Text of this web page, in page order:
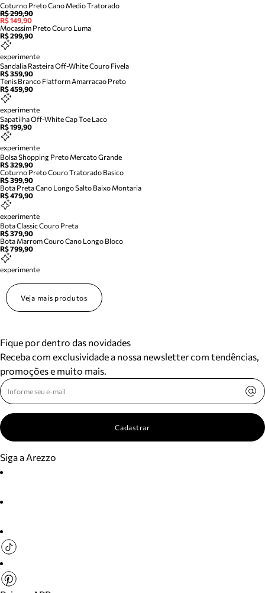
Coturno Preto Cano Medio Tratorado
R$ 299,90
R$ 149,90
Mocassim Preto Couro Luma
R$ 299,90
experimente
Sandalia Rasteira Off-White Couro Fivela
R$ 359,90
Tenis Branco Flatform Amarracao Preto
R$ 459,90
experimente
Sapatilha Off-White Cap Toe Laco
R$ 199,90
experimente
Bolsa Shopping Preto Mercato Grande
R$ 329,90
Coturno Preto Couro Tratorado Basico
R$ 399,90
Bota Preta Cano Longo Salto Baixo Montaria
R$ 479,90
experimente
Bota Classic Couro Preta
R$ 379,90
Bota Marrom Couro Cano Longo Bloco
R$ 799,90
experimente
Veja mais produtos
Fique por dentro das novidades
Receba com exclusividade a nossa newsletter com tendências,
promoções e muito mais.
Cadastrar
Siga a Arezzo